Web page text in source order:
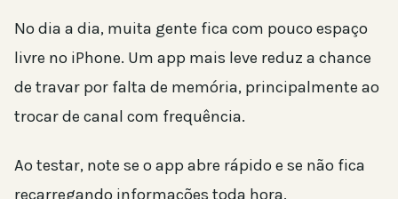
No dia a dia, muita gente fica com pouco espaço
livre no iPhone. Um app mais leve reduz a chance
de travar por falta de memória, principalmente ao
trocar de canal com frequência.
Ao testar, note se o app abre rápido e se não fica
recarregando informações toda hora.